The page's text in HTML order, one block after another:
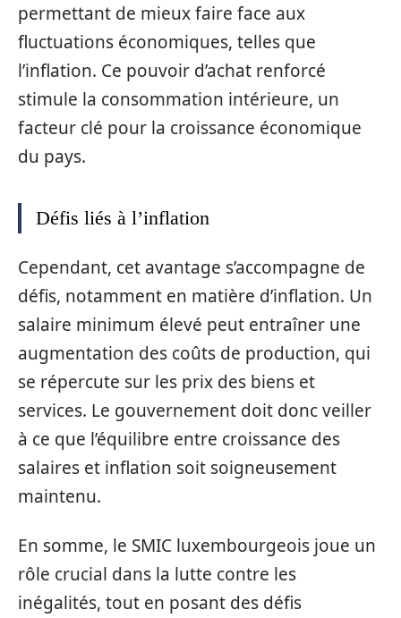
permettant de mieux faire face aux
fluctuations économiques, telles que
l’inflation. Ce pouvoir d’achat renforcé
stimule la consommation intérieure, un
facteur clé pour la croissance économique
du pays.
Défis liés à l’inflation
Cependant, cet avantage s’accompagne de
défis, notamment en matière d’inflation. Un
salaire minimum élevé peut entraîner une
augmentation des coûts de production, qui
se répercute sur les prix des biens et
services. Le gouvernement doit donc veiller
à ce que l’équilibre entre croissance des
salaires et inflation soit soigneusement
maintenu.
En somme, le SMIC luxembourgeois joue un
rôle crucial dans la lutte contre les
inégalités, tout en posant des défis